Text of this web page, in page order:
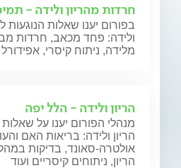
חרדות מהריון ולידה -
בפורום יענו שאלות הנוגעות
ולידה: פחד מכאב, חרדות
מלידה, ניתוח קיסרי, אפידורל
הריון ולידה - הלל יפה
מנהלי הפורום יענו על
הריון ולידה: בריאות האם
אולטרה-סאונד, בדיקות
הריון, ניתוחים קיסריים ועוד